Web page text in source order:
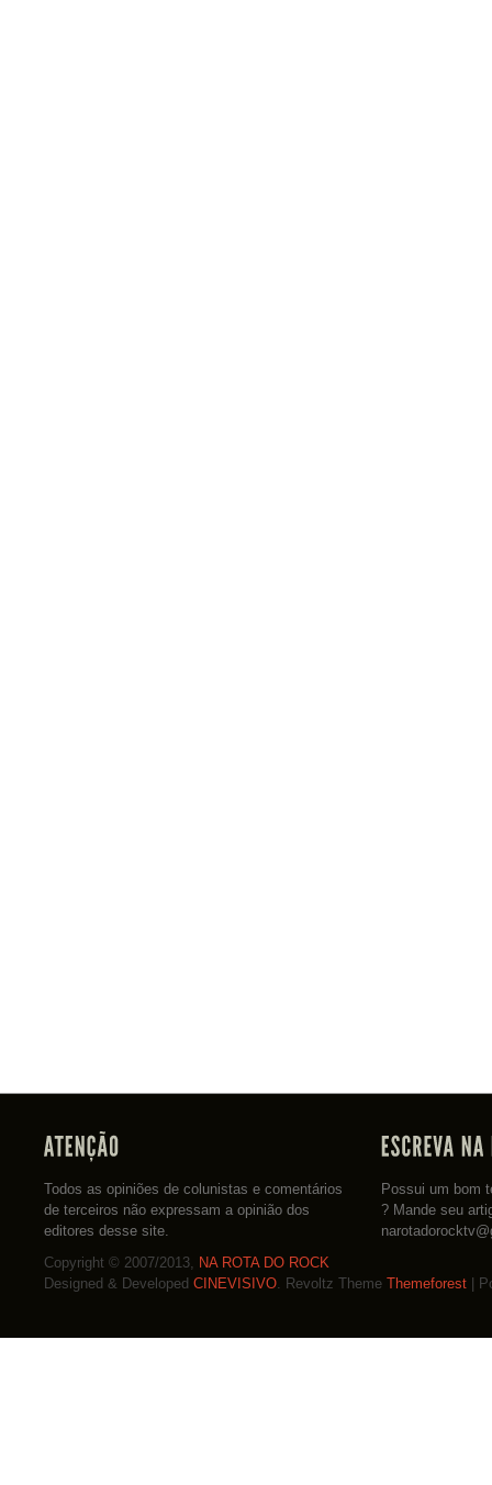
Todos as opiniões de colunistas e comentários
de terceiros não expressam a opinião dos
editores desse site.
Possui um bom
? Mande seu
Copyright © 2007/2013, NA ROTA DO ROCK
Designed & Developed CINEVISIVO. Revoltz Theme Themeforest |